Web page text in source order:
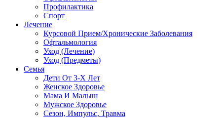
Профилактика
Спорт
Лечение
Курсовой Прием/Хронические Заболевания
Офтальмология
Уход (Лечение)
Уход (Предметы)
Семья
Дети От 3-Х Лет
Женское Здоровье
Мама И Малыш
Мужское Здоровье
Сезон, Импульс, Травма